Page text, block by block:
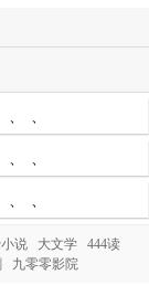
、 、
、 、
、 、
说 大文学
444读
九零零影院